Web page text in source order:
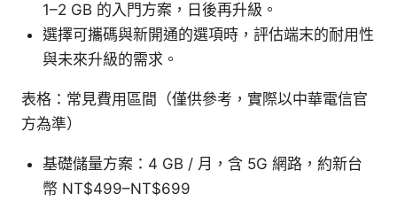
1–2 GB 的入門方案，日後再升級。
選擇可攜碼與新開通的選項時，評估端末的耐用性
與未來升級的需求。
表格：常見費用區間（僅供參考，實際以中華電信官
方為準）
基礎儲量方案：4 GB / 月，含 5G 網路，約新台
幣 NT$499–NT$699